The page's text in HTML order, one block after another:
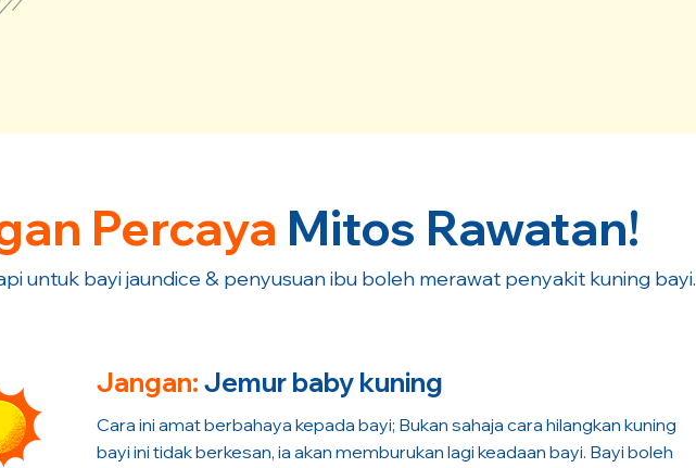
Percaya Mitos Rawatan!
untuk bayi jaundice & penyusuan ibu boleh merawat penyakit kuning bayi.
Jangan: Jemur baby kuning
Cara ini amat berbahaya kepada bayi; Bukan sahaja cara hilangkan kuning
bayi ini tidak berkesan, ia akan memburukan lagi keadaan bayi. Bayi boleh